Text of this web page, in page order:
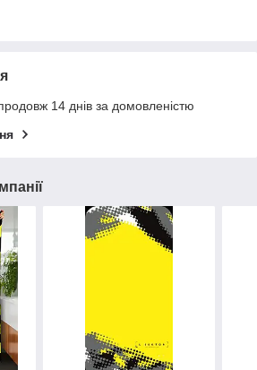
14 днів за домовленістю